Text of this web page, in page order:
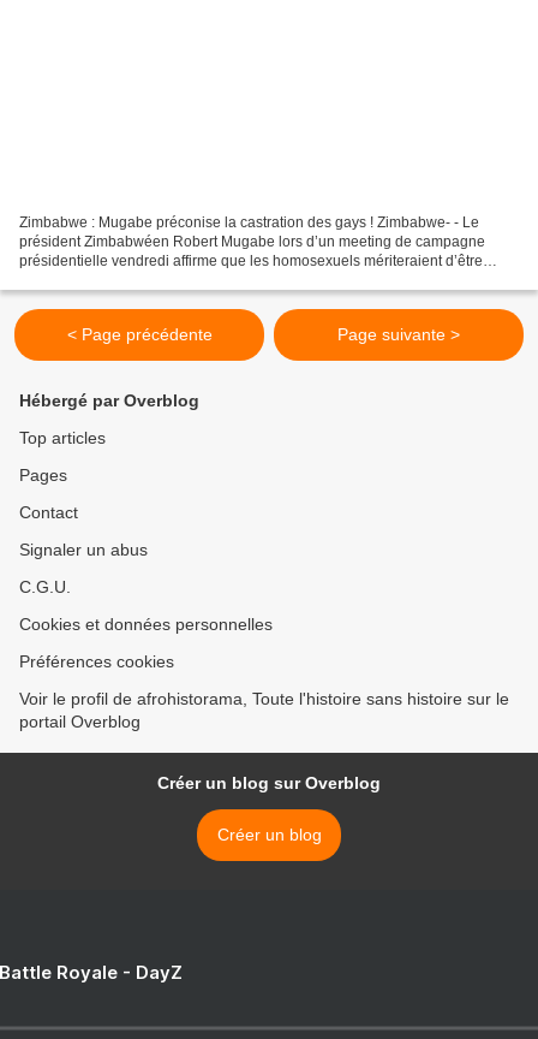
Zimbabwe : Mugabe préconise la castration des gays ! Zimbabwe- - Le
président Zimbabwéen Robert Mugabe lors d’un meeting de campagne
présidentielle vendredi affirme que les homosexuels mériteraient d’être
< Page précédente Page suivante >
Hébergé par Overblog
Top articles
Pages
Contact
Signaler un abus
C.G.U.
Cookies et données personnelles
Préférences cookies
Voir le profil de afrohistorama, Toute l'histoire sans histoire sur le
portail Overblog
Créer un blog sur Overblog
Créer un blog
Royale - DayZ